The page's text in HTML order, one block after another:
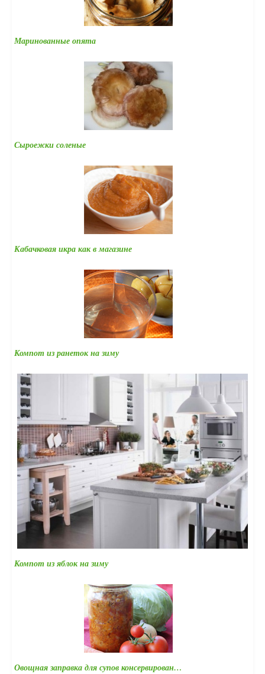
Маринованные опята
Сыроежки соленые
Кабачковая икра как в магазине
Компот из ранеток на зиму
Компот из яблок на зиму
Овощная заправка для супов консервирован…